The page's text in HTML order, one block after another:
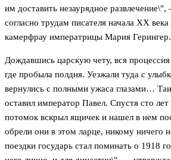
им доставить незаурядное
согласно трудам писателя начала XX
камерфрау императрицы Мария Герингер.
Дождавшись царскую чету, вся процессия
где пробыла полдня. Уезжали туда с
вернулись с полными ужаса глазами…
оставил император Павел. Спустя сто лет
потомок вскрыл ящичек и нашел в нем
обрели они в этом ларце, никому ничего
поездки государь стал поминать о 1918